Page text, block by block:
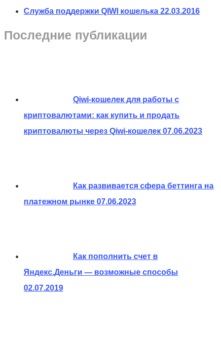
Служба поддержки QIWI кошелька 22.03.2016
Последние публикации
Qiwi-кошелек для работы с
криптовалютами: как купить и продать
криптовалюты через Qiwi-кошелек 07.06.2023
Как развивается сфера беттинга на
платежном рынке 07.06.2023
Как пополнить счет в
Яндекс.Деньги — возможные способы
02.07.2019